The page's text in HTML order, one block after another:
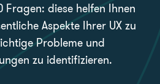
Fragen: diese helfen Ihnen
Aspekte Ihrer UX zu
Probleme und
zu identifizieren.